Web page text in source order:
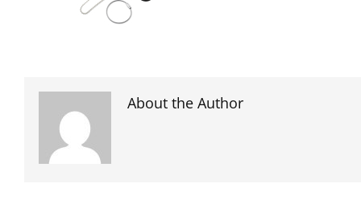
About the Author